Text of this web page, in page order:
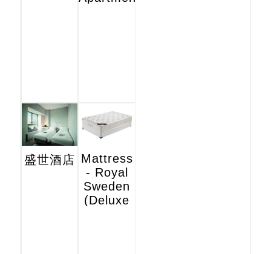
盛世酒店 Mattress
- Royal
Sweden
(Deluxe